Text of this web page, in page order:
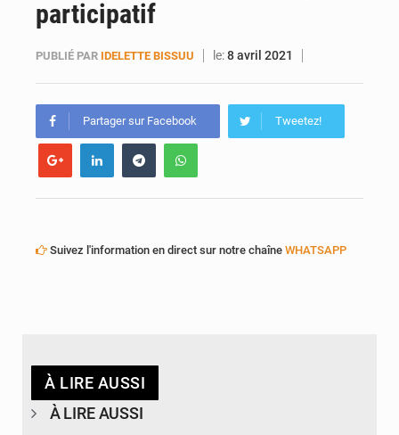
participatif
PUBLIÉ PAR IDELETTE BISSUU le:8 avril 2021
Partager sur Facebook Tweetez!
Suivez l'information en direct sur notre chaîne WHATSAPP
À LIRE AUSSI
À LIRE AUSSI